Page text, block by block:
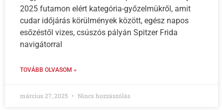
2025 futamon elért kategória-győzelmükről, amit
cudar időjárás körülmények között, egész napos
esőzéstől vizes, csúszós pályán Spitzer Frida
navigátorral
TOVÁBB OLVASOM »
március 27, 2025 Nincs hozzászólás